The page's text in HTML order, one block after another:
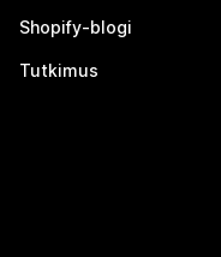
Shopify-blogi
Tutkimus